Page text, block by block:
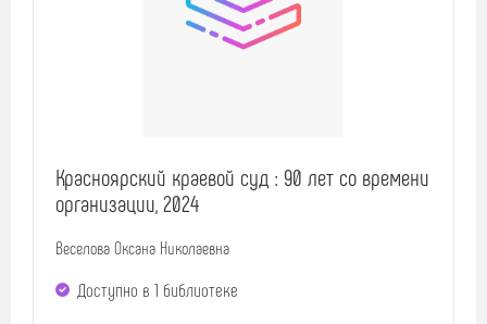
Красноярский краевой суд : 90 лет со времени
организации, 2024
Веселова Оксана Николаевна
Доступно в 1 библиотекe